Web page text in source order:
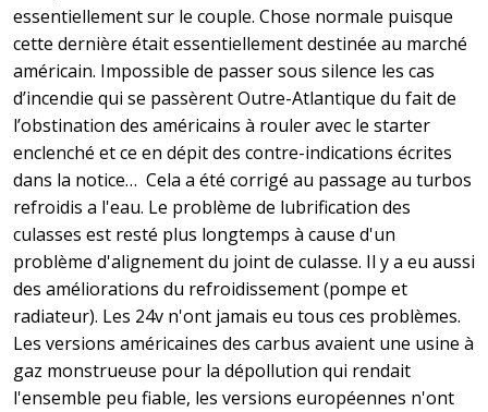
essentiellement sur le couple. Chose normale puisque
cette dernière était essentiellement destinée au marché
américain. Impossible de passer sous silence les cas
d’incendie qui se passèrent Outre-Atlantique du fait de
l’obstination des américains à rouler avec le starter
enclenché et ce en dépit des contre-indications écrites
dans la notice… Cela a été corrigé au passage au turbos
refroidis a l'eau. Le problème de lubrification des
culasses est resté plus longtemps à cause d'un
problème d'alignement du joint de culasse. Il y a eu aussi
des améliorations du refroidissement (pompe et
radiateur). Les 24v n'ont jamais eu tous ces problèmes.
Les versions américaines des carbus avaient une usine à
gaz monstrueuse pour la dépollution qui rendait
l'ensemble peu fiable, les versions européennes n'ont